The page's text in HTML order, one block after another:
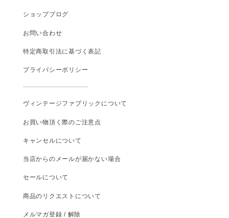
ショップブログ
お問い合わせ
特定商取引法に基づく表記
プライバシーポリシー
ヴィンテージファブリックについて
お買い物頂く際のご注意点
キャンセルについて
当店からのメールが届かない場合
セールについて
商品のリクエストについて
メルマガ登録 / 解除